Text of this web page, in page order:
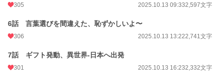
週間ポイント
305 2025.10.13 09:332,597文字
6話 言葉選びを間違えた、恥ずかしいよ〜
306 2025.10.13 13:222,741文字
7話 ギフト発動、異世界-日本へ出発
301 2025.10.13 16:232,332文字